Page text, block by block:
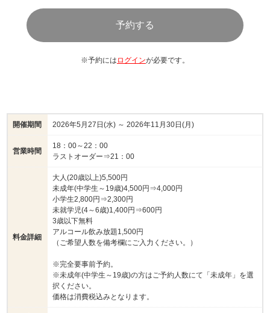
※予約には ログインが必要です。
開催期間 2026年5月27日(水) ～ 2026年11月30日(月)
営業時間
18：00～22：00
ラストオーダー⇒21：00
料金詳細
大人(20歳以上)5,500円
未成年(中学生～19歳)4,500円⇒4,000円
小学生2,800円⇒2,300円
未就学児(4～6歳)1,400円⇒600円
3歳以下無料
アルコール飲み放題1,500円
（ご希望人数を備考欄にご入力ください。）
※完全要事前予約。
※未成年(中学生～19歳)の方はご予約人数にて「未成年」を選
択ください。
価格は消費税込みとなります。